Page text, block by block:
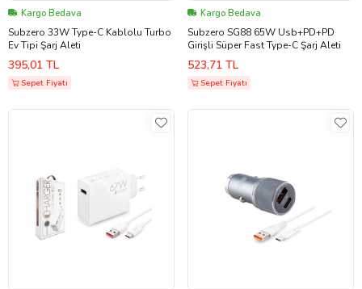
Kargo Bedava
Subzero 33W Type-C Kablolu Turbo
Ev Tipi Şarj Aleti
395,01 TL
Sepet Fiyatı
Kargo Bedava
Subzero SG88 65W Usb+PD+PD
Girişli Süper Fast Type-C Şarj Aleti
523,71 TL
Sepet Fiyatı